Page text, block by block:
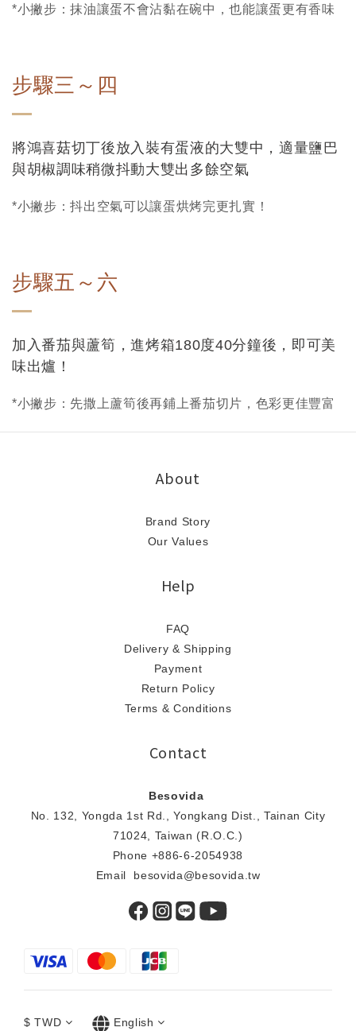
*小撇步：抹油讓蛋不會沾黏在碗中，也能讓蛋更有香味
步驟三～四
將鴻喜菇切丁後放入裝有蛋液的大雙中，適量鹽巴
與胡椒調味稍微抖動大雙出多餘空氣
*小撇步：抖出空氣可以讓蛋烘烤完更扎實！
步驟五～六
加入番茄與蘆筍，進烤箱180度40分鐘後，即可美
味出爐！
*小撇步：先撒上蘆筍後再鋪上番茄切片，色彩更佳豐富
About
Brand Story
Our Values
Help
FAQ
Delivery & Shipping
Payment
Return Policy
Terms & Conditions
Contact
Besovida
No. 132, Yongda 1st Rd., Yongkang Dist., Tainan City
71024, Taiwan (R.O.C.)
Phone +886-6-2054938
Email besovida@besovida.tw
$ TWD English